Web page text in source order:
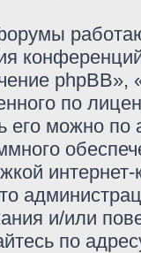
phpBB»,
по
его можно по
и/или
по